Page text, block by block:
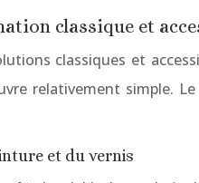
classique et
classiques et
relativement simple.
et du vernis